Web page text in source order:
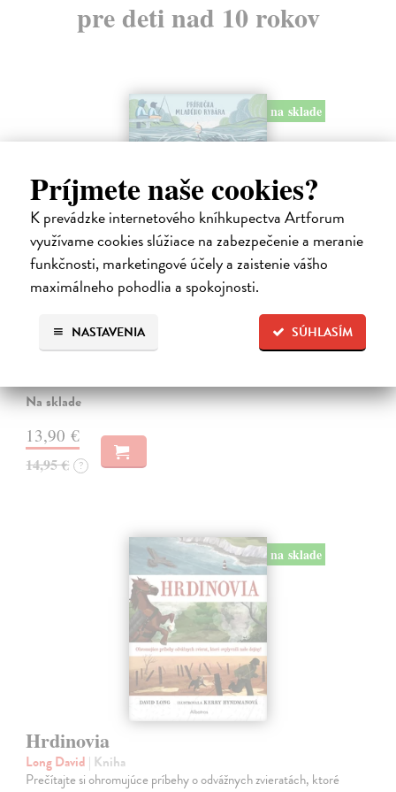
Príjmete naše cookies?
K prevádzke internetového kníhkupectva Artforum
využívame cookies slúžiace na zabezpečenie a meranie
funkčnosti, marketingové účely a zaistenie vášho
maximálneho pohodlia a spokojnosti.
SÚHLASÍM
NASTAVENIA
pre deti nad 10 rokov
na sklade
Môj prvý deň na rybách
V bohato ilustrovanej príručke nájdu mladí záujemcovia všetky
dôležité informácie, ktoré budú potrebovať, kým sa vydajú na svoju
Na sklade
13,90 €
14,95 € ?
na sklade
Hrdinovia
Long David | Kniha
Prečítajte si ohromujúce príbehy o odvážnych zvieratách, ktoré